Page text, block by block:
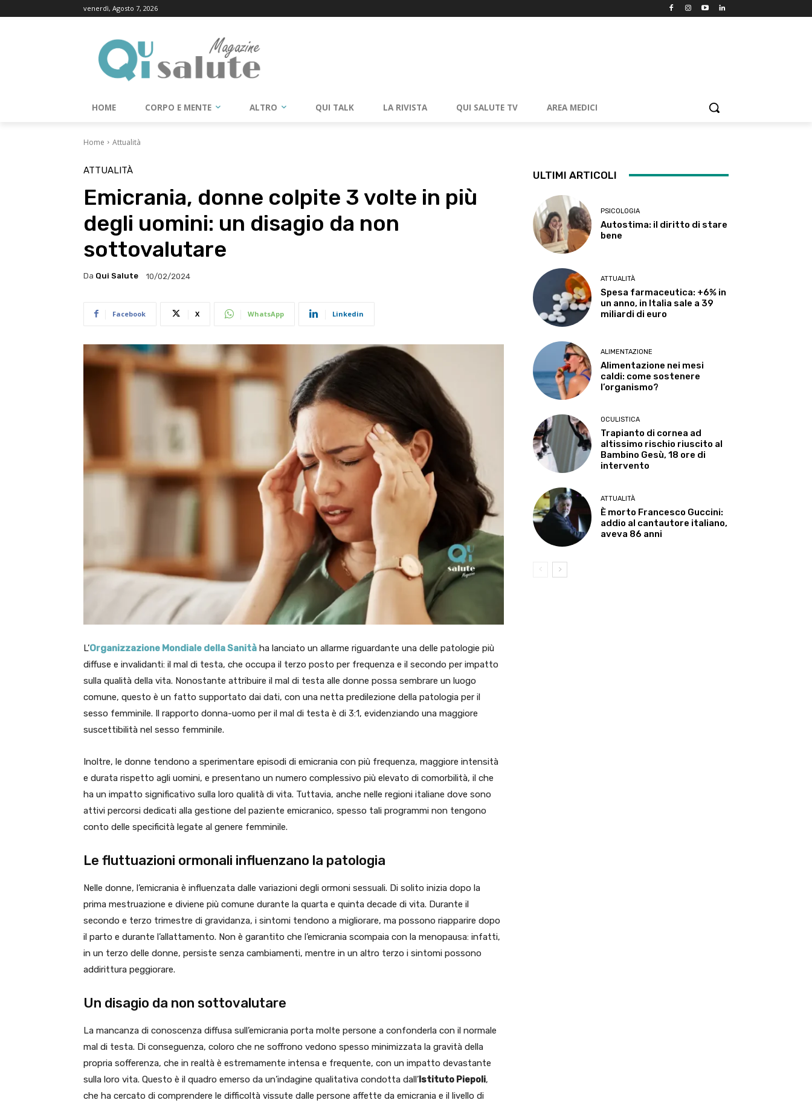
venerdì, Agosto 7, 2026
HOME CORPO E MENTE ALTRO QUI TALK LA RIVISTA QUI SALUTE TV AREA MEDICI
Home Attualità
ATTUALITÀ
Emicrania, donne colpite 3 volte in più
degli uomini: un disagio da non
sottovalutare
Da Qui Salute 10/02/2024
Facebook X WhatsApp Linkedin
L’Organizzazione Mondiale della Sanità ha lanciato un allarme riguardante una delle patologie più
diffuse e invalidanti: il mal di testa, che occupa il terzo posto per frequenza e il secondo per impatto
sulla qualità della vita. Nonostante attribuire il mal di testa alle donne possa sembrare un luogo
comune, questo è un fatto supportato dai dati, con una netta predilezione della patologia per il
sesso femminile. Il rapporto donna-uomo per il mal di testa è di 3:1, evidenziando una maggiore
suscettibilità nel sesso femminile.
Inoltre, le donne tendono a sperimentare episodi di emicrania con più frequenza, maggiore intensità
e durata rispetto agli uomini, e presentano un numero complessivo più elevato di comorbilità, il che
ha un impatto significativo sulla loro qualità di vita. Tuttavia, anche nelle regioni italiane dove sono
attivi percorsi dedicati alla gestione del paziente emicranico, spesso tali programmi non tengono
conto delle specificità legate al genere femminile.
Le fluttuazioni ormonali influenzano la patologia
Nelle donne, l’emicrania è influenzata dalle variazioni degli ormoni sessuali. Di solito inizia dopo la
prima mestruazione e diviene più comune durante la quarta e quinta decade di vita. Durante il
secondo e terzo trimestre di gravidanza, i sintomi tendono a migliorare, ma possono riapparire dopo
il parto e durante l’allattamento. Non è garantito che l’emicrania scompaia con la menopausa: infatti,
in un terzo delle donne, persiste senza cambiamenti, mentre in un altro terzo i sintomi possono
addirittura peggiorare.
Un disagio da non sottovalutare
La mancanza di conoscenza diffusa sull’emicrania porta molte persone a confonderla con il normale
mal di testa. Di conseguenza, coloro che ne soffrono vedono spesso minimizzata la gravità della
propria sofferenza, che in realtà è estremamente intensa e frequente, con un impatto devastante
sulla loro vita. Questo è il quadro emerso da un’indagine qualitativa condotta dall’Istituto Piepoli,
che ha cercato di comprendere le difficoltà vissute dalle persone affette da emicrania e il livello di
ULTIMI ARTICOLI
PSICOLOGIA
Autostima: il diritto di stare
bene
ATTUALITÀ
Spesa farmaceutica: +6% in
un anno, in Italia sale a 39
miliardi di euro
ALIMENTAZIONE
Alimentazione nei mesi
caldi: come sostenere
l’organismo?
OCULISTICA
Trapianto di cornea ad
altissimo rischio riuscito al
Bambino Gesù, 18 ore di
intervento
ATTUALITÀ
È morto Francesco Guccini:
addio al cantautore italiano,
aveva 86 anni